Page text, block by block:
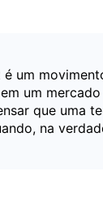
é um
um
que uma
na